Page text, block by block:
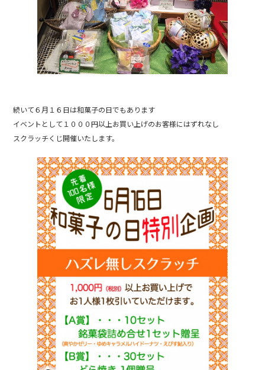
続いて６月１６日は和菓子の日でもあります
イベントとして１０００円以上お買い上げのお客様にはずれなし
スクラッチくじ開催いたします。